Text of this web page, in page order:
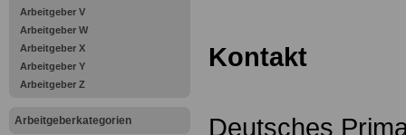
Arbeitgeber V
Arbeitgeber W
Arbeitgeber X
Arbeitgeber Y
Arbeitgeber Z
Arbeitgeberkategorien
Kontakt
Deutsches